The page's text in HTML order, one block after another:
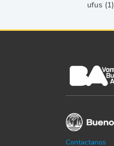
ufus (1)
Contactanos